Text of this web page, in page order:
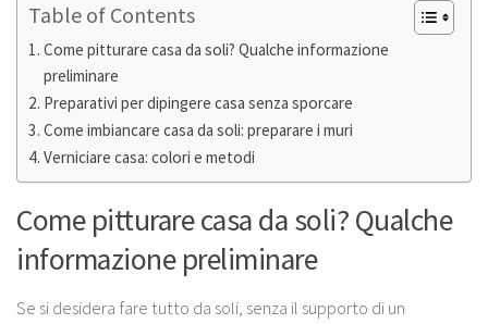
Table of Contents
Come pitturare casa da soli? Qualche informazione
preliminare
Preparativi per dipingere casa senza sporcare
Come imbiancare casa da soli: preparare i muri
Verniciare casa: colori e metodi
Come pitturare casa da soli? Qualche
informazione preliminare
Se si desidera fare tutto da soli, senza il supporto di un